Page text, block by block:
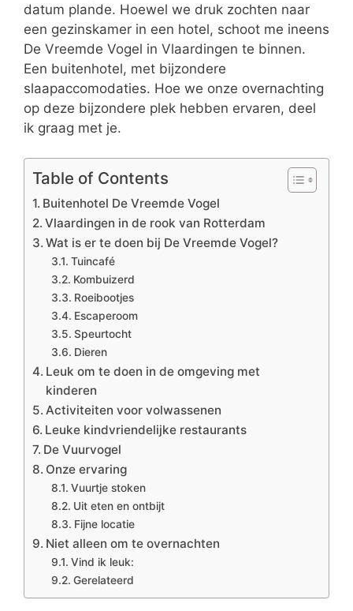
datum plande. Hoewel we druk zochten naar
een gezinskamer in een hotel, schoot me ineens
De Vreemde Vogel in Vlaardingen te binnen.
Een buitenhotel, met bijzondere
slaapaccomodaties. Hoe we onze overnachting
op deze bijzondere plek hebben ervaren, deel
ik graag met je.
Table of Contents
Buitenhotel De Vreemde Vogel
Vlaardingen in de rook van Rotterdam
Wat is er te doen bij De Vreemde Vogel?
Tuincafé
Kombuizerd
Roeibootjes
Escaperoom
Speurtocht
Dieren
Leuk om te doen in de omgeving met
kinderen
Activiteiten voor volwassenen
Leuke kindvriendelijke restaurants
De Vuurvogel
Onze ervaring
Vuurtje stoken
Uit eten en ontbijt
Fijne locatie
Niet alleen om te overnachten
Vind ik leuk:
Gerelateerd